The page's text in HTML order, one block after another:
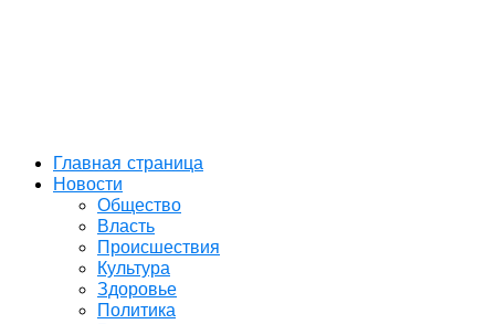
Главная страница
Новости
Общество
Власть
Происшествия
Культура
Здоровье
Политика